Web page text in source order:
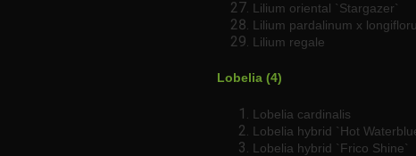
Lilium oriental `Stargazer`
Lilium pardalinum x
Lilium regale
Lobelia (4)
Lobelia cardinalis
Lobelia hybrid `Hot
Lobelia hybrid `Frico Shine`